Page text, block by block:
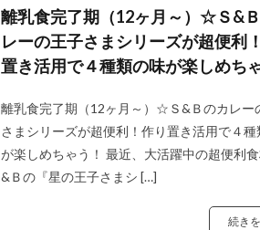
離乳食完了期（12ヶ月～）☆Ｓ&
レーの王子さまシリーズが超便利
置き活用で４種類の味が楽しめち
離乳食完了期（12ヶ月～）☆Ｓ&Ｂのカレー
さまシリーズが超便利！作り置き活用で４種
が楽しめちゃう！ 最近、大活躍中の超便利食
&Ｂの『星の王子さまシ […]
続き